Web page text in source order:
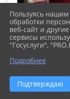
Пользуясь нашим
обработки
веб-сайт и
сервисы
"Госуслуги",
Подробнее
Подтверждаю